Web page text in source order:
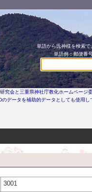
単語から氏神様を検索でき
単語例：郵便番
究会と三重県神社庁教化ホームページ
データを補助的データとしても使用し
3001